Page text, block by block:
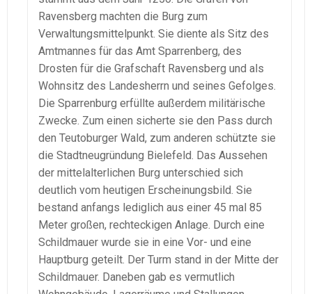
Ravensberg machten die Burg zum
Verwaltungsmittelpunkt. Sie diente als Sitz des
Amtmannes für das Amt Sparrenberg, des
Drosten für die Grafschaft Ravensberg und als
Wohnsitz des Landesherrn und seines Gefolges.
Die Sparrenburg erfüllte außerdem militärische
Zwecke. Zum einen sicherte sie den Pass durch
den Teutoburger Wald, zum anderen schützte sie
die Stadtneugründung Bielefeld. Das Aussehen
der mittelalterlichen Burg unterschied sich
deutlich vom heutigen Erscheinungsbild. Sie
bestand anfangs lediglich aus einer 45 mal 85
Meter großen, rechteckigen Anlage. Durch eine
Schildmauer wurde sie in eine Vor- und eine
Hauptburg geteilt. Der Turm stand in der Mitte der
Schildmauer. Daneben gab es vermutlich